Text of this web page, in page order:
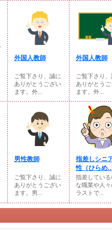
外国人教師
ご覧下さり、誠に
ありがとうござい
ます。外...
外国人教師
ご覧下さり、
ありがとう
ます。外...
男性教師
ご覧下さり、誠に
ありがとうござい
ます。男...
指差しシニ
性（ひらめ
指差している
な職業や人々
ラストで...